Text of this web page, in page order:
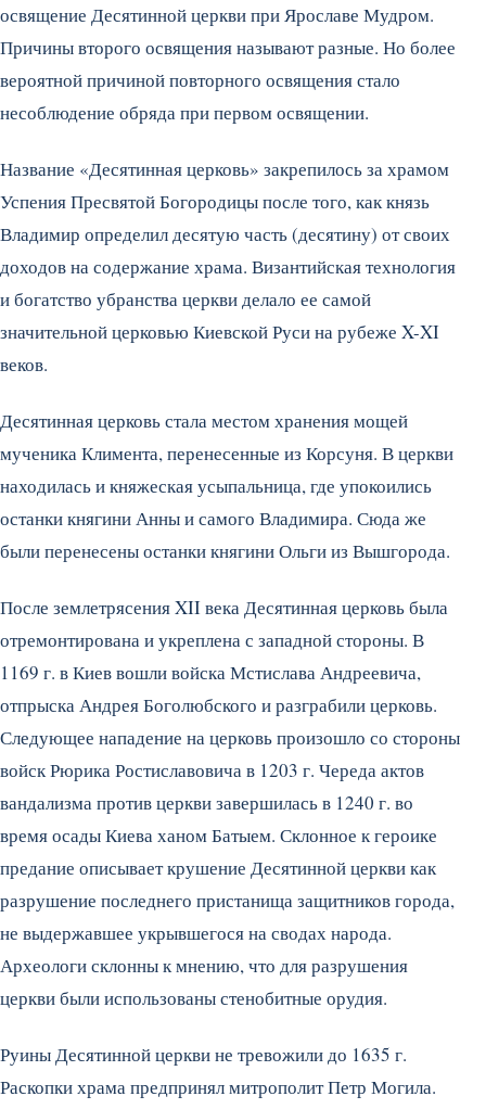
освящение Десятинной церкви при Ярославе Мудром.
Причины второго освящения называют разные. Но более
вероятной причиной повторного освящения стало
несоблюдение обряда при первом освящении.
Название «Десятинная церковь» закрепилось за храмом
Успения Пресвятой Богородицы после того, как князь
Владимир определил десятую часть (десятину) от своих
доходов на содержание храма. Византийская технология
и богатство убранства церкви делало ее самой
значительной церковью Киевской Руси на рубеже X-XI
веков.
Десятинная церковь стала местом хранения мощей
мученика Климента, перенесенные из Корсуня. В церкви
находилась и княжеская усыпальница, где упокоились
останки княгини Анны и самого Владимира. Сюда же
были перенесены останки княгини Ольги из Вышгорода.
После землетрясения XII века Десятинная церковь была
отремонтирована и укреплена с западной стороны. В
1169 г. в Киев вошли войска Мстислава Андреевича,
отпрыска Андрея Боголюбского и разграбили церковь.
Следующее нападение на церковь произошло со стороны
войск Рюрика Ростиславовича в 1203 г. Череда актов
вандализма против церкви завершилась в 1240 г. во
время осады Киева ханом Батыем. Склонное к героике
предание описывает крушение Десятинной церкви как
разрушение последнего пристанища защитников города,
не выдержавшее укрывшегося на сводах народа.
Археологи склонны к мнению, что для разрушения
церкви были использованы стенобитные орудия.
Руины Десятинной церкви не тревожили до 1635 г.
Раскопки храма предпринял митрополит Петр Могила.